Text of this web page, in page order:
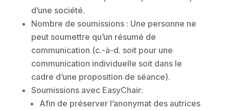
d’une société.
Nombre de soumissions : Une personne ne
peut soumettre qu’un résumé de
communication (c.-à-d. soit pour une
communication individuelle soit dans le
cadre d’une proposition de séance).
Soumissions avec EasyChair:
Afin de préserver l’anonymat des autrices